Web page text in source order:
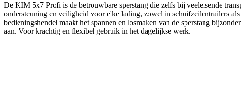
De KIM 5x7 Profi is de betrouwbare sperstang die zelfs bij veeleisende
ondersteuning en veiligheid voor elke lading, zowel in schuifzeilentrailers
bedieningshendel maakt het spannen en losmaken van de sperstang
aan. Voor krachtig en flexibel gebruik in het dagelijkse werk.